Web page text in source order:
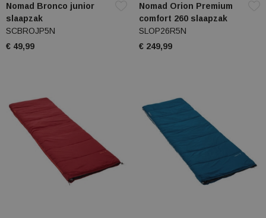
Nomad Bronco junior
slaapzak
SCBROJP5N
€ 49,99
Nomad Orion Premium
comfort 260 slaapzak
SLOP26R5N
€ 249,99